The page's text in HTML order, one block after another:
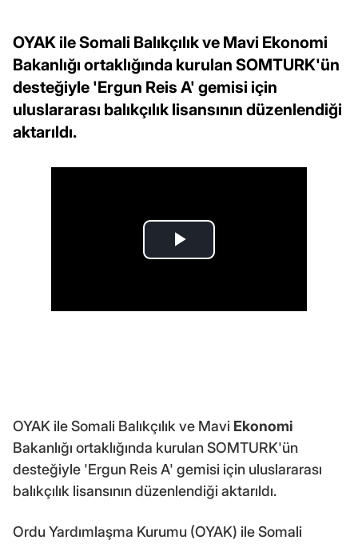
OYAK ile Somali Balıkçılık ve Mavi Ekonomi
Bakanlığı ortaklığında kurulan SOMTURK'ün
desteğiyle 'Ergun Reis A' gemisi için
uluslararası balıkçılık lisansının düzenlendiği
aktarıldı.
OYAK ile Somali Balıkçılık ve Mavi Ekonomi
Bakanlığı ortaklığında kurulan SOMTURK'ün
desteğiyle 'Ergun Reis A' gemisi için uluslararası
balıkçılık lisansının düzenlendiği aktarıldı.
Ordu Yardımlaşma Kurumu (OYAK) ile Somali